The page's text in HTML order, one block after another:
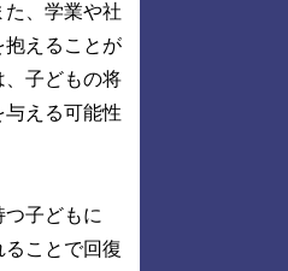
、学業や社
抱えることが
、子どもの将
える可能性
つ子どもに
ことで回復